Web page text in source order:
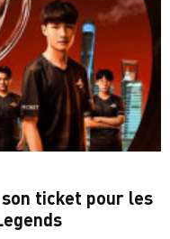
ticket pour les